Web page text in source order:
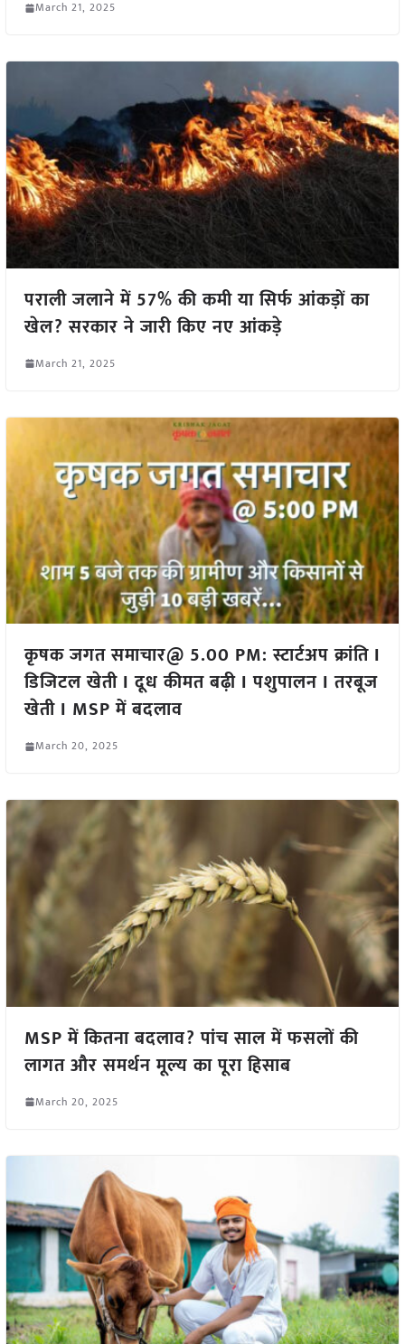
March 21, 2025
पराली जलाने में 57% की कमी या सिर्फ आंकड़ों का
खेल? सरकार ने जारी किए नए आंकड़े
March 21, 2025
कृषक जगत समाचार@ 5.00 PM: स्टार्टअप क्रांति I
डिजिटल खेती I दूध कीमत बढ़ी I पशुपालन I तरबूज
खेती I MSP में बदलाव
March 20, 2025
MSP में कितना बदलाव? पांच साल में फसलों की
लागत और समर्थन मूल्य का पूरा हिसाब
March 20, 2025